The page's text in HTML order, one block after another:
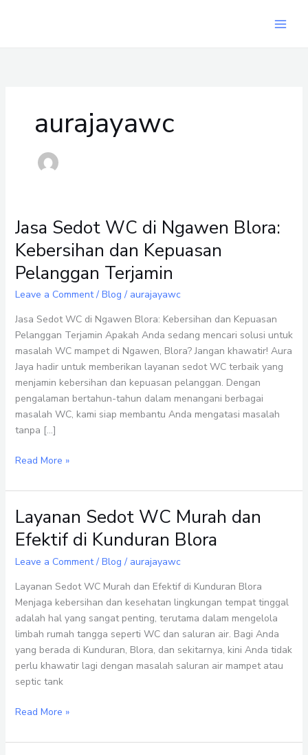
aurajayawc
Jasa Sedot WC di Ngawen Blora:
Kebersihan dan Kepuasan
Pelanggan Terjamin
Leave a Comment / Blog / aurajayawc
Jasa Sedot WC di Ngawen Blora: Kebersihan dan Kepuasan
Pelanggan Terjamin Apakah Anda sedang mencari solusi untuk
masalah WC mampet di Ngawen, Blora? Jangan khawatir! Aura
Jaya hadir untuk memberikan layanan sedot WC terbaik yang
menjamin kebersihan dan kepuasan pelanggan. Dengan
pengalaman bertahun-tahun dalam menangani berbagai
masalah WC, kami siap membantu Anda mengatasi masalah
tanpa […]
Jasa
WC
di
Kebersihan
dan
Kepuasan
Pelanggan
Terjamin
Read More »
Layanan Sedot WC Murah dan
Efektif di Kunduran Blora
Leave a Comment / Blog / aurajayawc
Layanan Sedot WC Murah dan Efektif di Kunduran Blora
Menjaga kebersihan dan kesehatan lingkungan tempat tinggal
adalah hal yang sangat penting, terutama dalam mengelola
limbah rumah tangga seperti WC dan saluran air. Bagi Anda
yang berada di Kunduran, Blora, dan sekitarnya, kini Anda tidak
perlu khawatir lagi dengan masalah saluran air mampet atau
septic tank
Layanan
Sedot
WC
Murah
Efektif
di
Kunduran
Blora
Read More »